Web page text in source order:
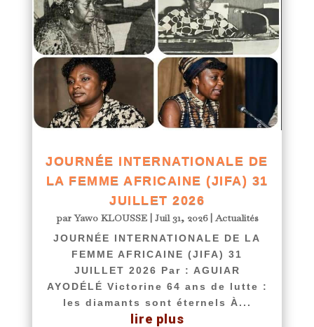
JOURNÉE INTERNATIONALE DE
LA FEMME AFRICAINE (JIFA) 31
JUILLET 2026
parYawo KLOUSSE| Juil 31, 2026|Actualités
JOURNÉE INTERNATIONALE DE LA
FEMME AFRICAINE (JIFA) 31
JUILLET 2026 Par : AGUIAR
AYODÉLÉ Victorine 64 ans de lutte :
les diamants sont éternels À...
lire plus